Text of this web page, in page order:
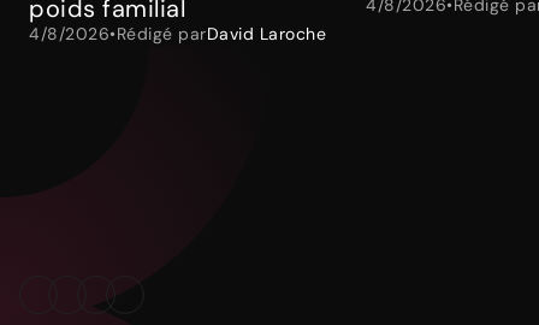
poids familial
4/8/2026•Rédigé parDavid Laroche
4/8/2026•Rédigé